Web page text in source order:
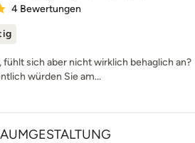
Bewertung: 5 von 5 Sternen
4 Bewertungen
fühlt sich aber nicht wirklich behaglich an?
würden Sie am...